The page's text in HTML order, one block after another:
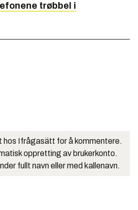
trøbbel i
hos Ifrågasätt for å kommentere.
oppretting av brukerkonto.
fullt navn eller med kallenavn.